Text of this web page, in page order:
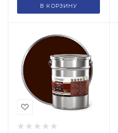
В КОРЗИНУ